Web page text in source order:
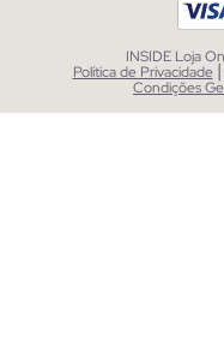
INSIDE Loja
Política de Privacidade |
Condições